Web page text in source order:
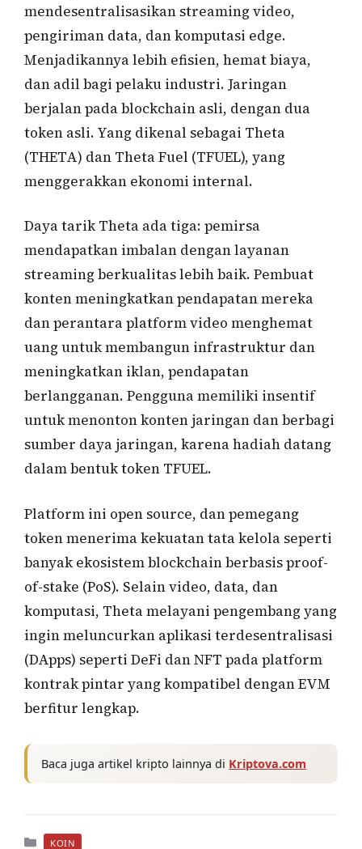
mendesentralisasikan streaming video,
pengiriman data, dan komputasi edge.
Menjadikannya lebih efisien, hemat biaya,
dan adil bagi pelaku industri. Jaringan
berjalan pada blockchain asli, dengan dua
token asli. Yang dikenal sebagai Theta
(THETA) dan Theta Fuel (TFUEL), yang
menggerakkan ekonomi internal.
Daya tarik Theta ada tiga: pemirsa
mendapatkan imbalan dengan layanan
streaming berkualitas lebih baik. Pembuat
konten meningkatkan pendapatan mereka
dan perantara platform video menghemat
uang untuk membangun infrastruktur dan
meningkatkan iklan, pendapatan
berlangganan. Pengguna memiliki insentif
untuk menonton konten jaringan dan berbagi
sumber daya jaringan, karena hadiah datang
dalam bentuk token TFUEL.
Platform ini open source, dan pemegang
token menerima kekuatan tata kelola seperti
banyak ekosistem blockchain berbasis proof-
of-stake (PoS). Selain video, data, dan
komputasi, Theta melayani pengembang yang
ingin meluncurkan aplikasi terdesentralisasi
(DApps) seperti DeFi dan NFT pada platform
kontrak pintar yang kompatibel dengan EVM
berfitur lengkap.
Baca juga artikel kripto lainnya di Kriptova.com
Kategori
KOIN